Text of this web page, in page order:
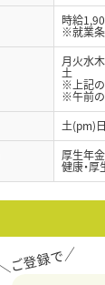
時給
※就業条
月火水
土
※上記の
※午前の
土(pm)
厚生年
健康・厚